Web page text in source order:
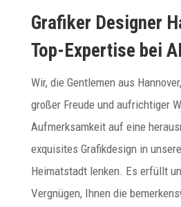
Grafiker Designer
Top-Expertise bei
Wir, die Gentlemen aus
großer Freude und aufrichtiger
Aufmerksamkeit auf eine
exquisites Grafikdesign in
Heimatstadt lenken. Es erfüllt
Vergnügen, Ihnen die